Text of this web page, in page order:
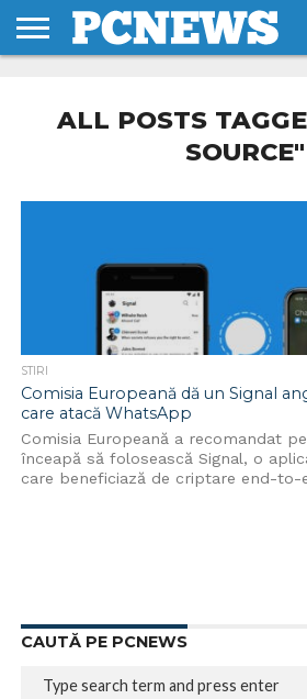
NOI
CONDITII
ALL POSTS
SOURCE"
STIRI
Comisia Europeană dă un Signal
care atacă WhatsApp
Comisia Europeană a recomandat
înceapă să folosească Signal, o
care beneficiază de criptare end-
CAUTĂ PE PCNEWS